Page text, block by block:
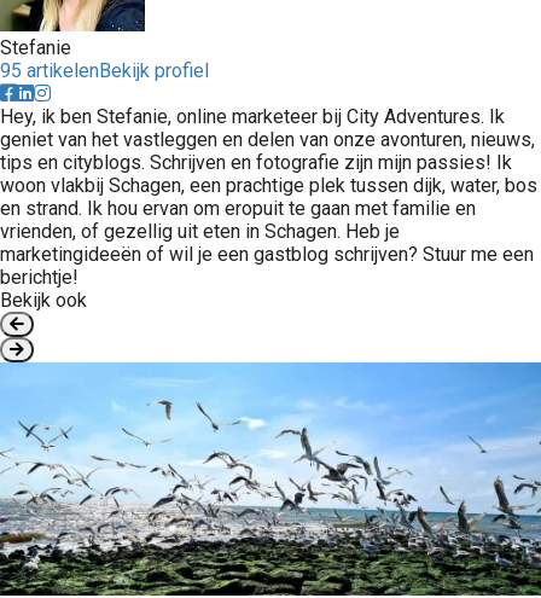
Stefanie
95 artikelenBekijk profiel
Hey, ik ben Stefanie, online marketeer bij City Adventures. Ik
geniet van het vastleggen en delen van onze avonturen, nieuws,
tips en cityblogs. Schrijven en fotografie zijn mijn passies! Ik
woon vlakbij Schagen, een prachtige plek tussen dijk, water, bos
en strand. Ik hou ervan om eropuit te gaan met familie en
vrienden, of gezellig uit eten in Schagen. Heb je
marketingideeën of wil je een gastblog schrijven? Stuur me een
berichtje!
Bekijk ook